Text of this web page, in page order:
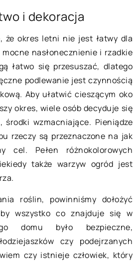
i dekoracja
że okres letni nie jest łatwy dla
nasłonecznienie i rzadkie
łatwo się przesuszać, dlatego
podlewanie jest czynnością
Aby ułatwić cieszącym oko
okres, wiele osób decyduje się
środki wzmacniające. Pieniądze
rzeczy są przeznaczone na jak
cel. Pełen różnokolorowych
także warzyw ogród jest
roślin, powinniśmy dołożyć
wszystko co znajduje się w
domu było bezpieczne,
czy podejrzanych
czy istnieje człowiek, który